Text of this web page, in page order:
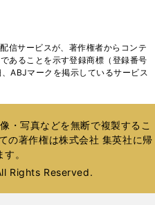
く
ド
ウ
で
ィ
ン
ド
開
く
信サービスが、著作権者からコンテ
あることを示す登録商標（登録番号
ABJマークを掲示しているサービス
・写真などを無断で複製するこ
の著作権は株式会社 集英社に帰
す。
Rights Reserved.